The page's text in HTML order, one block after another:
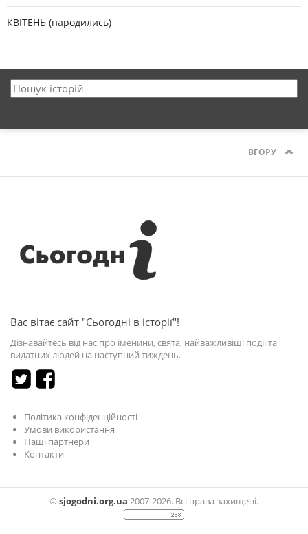
КВІТЕНЬ (народились)
ВГОРУ
Вас вітає сайт "Сьогодні в історії"!
Дізнавайтесь від нас про іменини, свята, найважливіші події та
видатних людей на наступний тиждень.
Політика конфіденційності
Умови використання
Наші партнери
Контакти
© sjogodni.org.ua 2007-2026. Всі права захищені.